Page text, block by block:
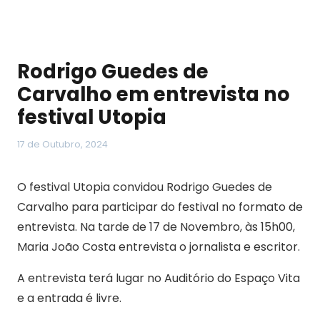
Rodrigo Guedes de
Carvalho em entrevista no
festival Utopia
17 de Outubro, 2024
O festival Utopia convidou Rodrigo Guedes de
Carvalho para participar do festival no formato de
entrevista. Na tarde de 17 de Novembro, às 15h00,
Maria João Costa entrevista o jornalista e escritor.
A entrevista terá lugar no Auditório do Espaço Vita
e a entrada é livre.